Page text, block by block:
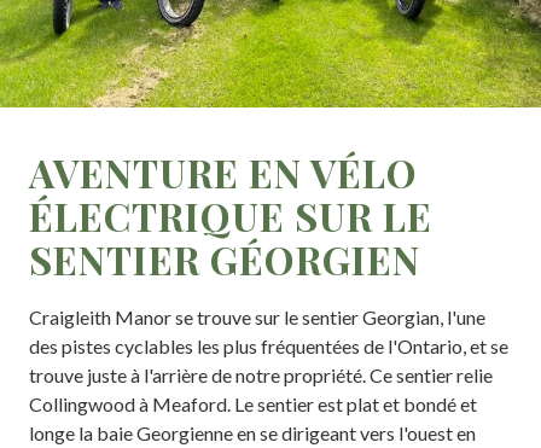
AVENTURE EN VÉLO
ÉLECTRIQUE SUR LE
SENTIER GÉORGIEN
Craigleith Manor se trouve sur le sentier Georgian, l'une
des pistes cyclables les plus fréquentées de l'Ontario, et se
trouve juste à l'arrière de notre propriété. Ce sentier relie
Collingwood à Meaford. Le sentier est plat et bondé et
longe la baie Georgienne en se dirigeant vers l'ouest en